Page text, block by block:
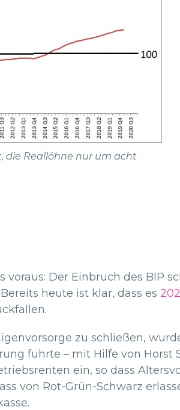
die Reallöhne nur um acht
Der Einbruch des BIP
heute ist klar, dass es
zu schließen,
führte – mit Hilfe von Horst
ein, so dass
von Rot-Grün-Schwarz